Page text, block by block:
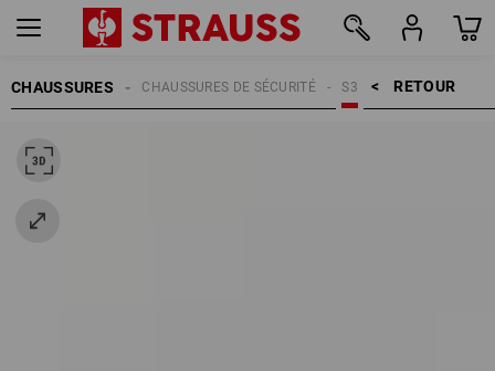
CHAUSSURES RETOUR    >
S3
CHAUSSURES DE SÉCURITÉ